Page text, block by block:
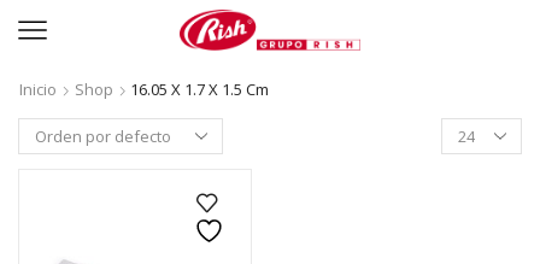
Inicio Shop
16.05 X 1.7 X 1.5 Cm
Productos
per